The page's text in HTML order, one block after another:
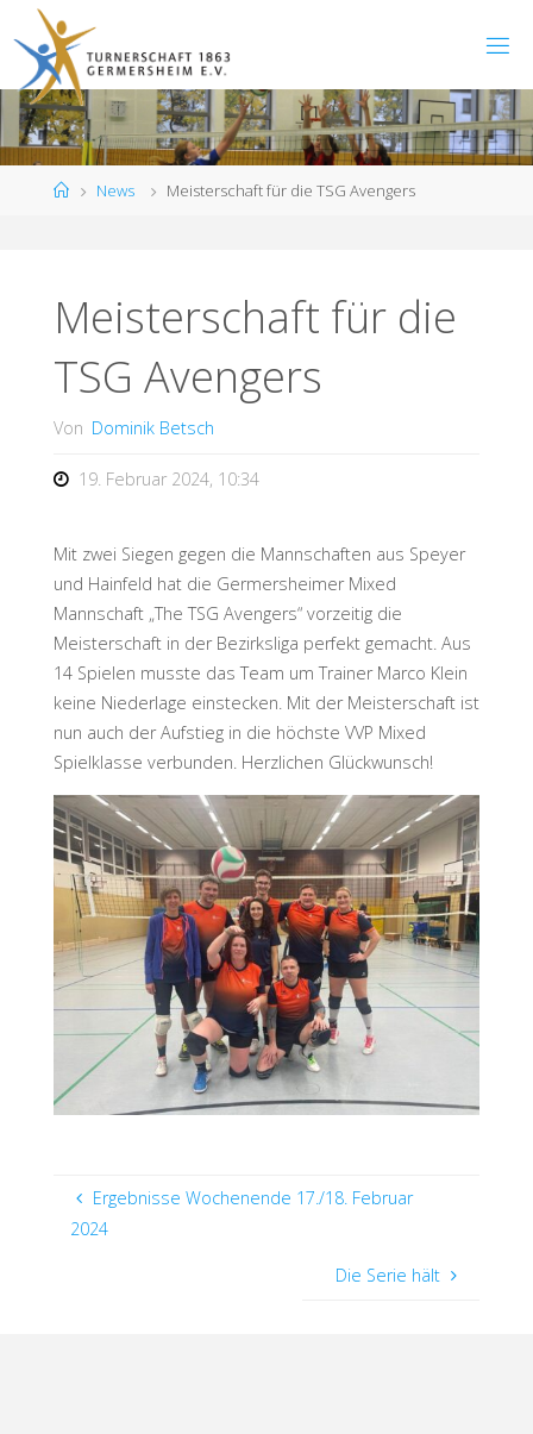
Inhalt
springen
StartNews Meisterschaft für die TSG Avengers
Meisterschaft für die
TSG Avengers
Von Dominik Betsch
19. Februar 2024, 10:34
Mit zwei Siegen gegen die Mannschaften aus Speyer
und Hainfeld hat die Germersheimer Mixed
Mannschaft „The TSG Avengers“ vorzeitig die
Meisterschaft in der Bezirksliga perfekt gemacht. Aus
14 Spielen musste das Team um Trainer Marco Klein
keine Niederlage einstecken. Mit der Meisterschaft ist
nun auch der Aufstieg in die höchste VVP Mixed
Spielklasse verbunden. Herzlichen Glückwunsch!
Ergebnisse Wochenende 17./18. Februar
2024
Die Serie hält